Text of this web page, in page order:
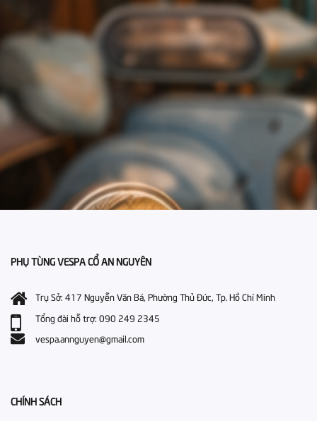
PHỤ TÙNG VESPA CỔ AN NGUYÊN
Trụ Sở: 417 Nguyễn Văn Bá, Phường Thủ Đức, Tp. Hồ Chí Minh
Tổng đài hỗ trợ: 090 249 2345
vespa.annguyen@gmail.com
CHÍNH SÁCH